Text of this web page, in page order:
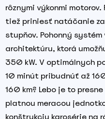
rôznymi výkonmi
tiež priniesť natáčanie
stupňov. Pohonný
architektúru, ktorá
350 kW. V optimálnych
10 minút pribudnúť až
160 km? Lebo je to
platnou meracou
konštrukciu karosérie na